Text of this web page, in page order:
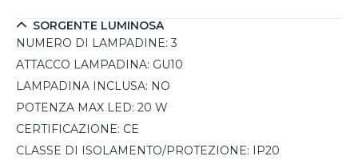
ambienti interni. Una scelta ideale per chi cerca
un’illuminazione funzionale, moderna ed elegante.
SORGENTE LUMINOSA
NUMERO DI LAMPADINE: 3
ATTACCO LAMPADINA: GU10
LAMPADINA INCLUSA: NO
POTENZA MAX LED: 20 W
CERTIFICAZIONE: CE
CLASSE DI ISOLAMENTO/PROTEZIONE: IP20